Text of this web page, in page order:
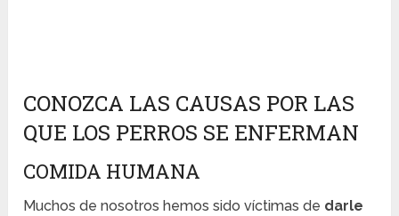
CONOZCA LAS CAUSAS POR LAS
QUE LOS PERROS SE ENFERMAN
COMIDA HUMANA
Muchos de nosotros hemos sido víctimas de darle